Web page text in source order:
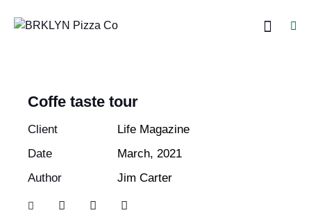
Coffe taste tour
Client
Life Magazine
Date
March, 2021
Author
Jim Carter